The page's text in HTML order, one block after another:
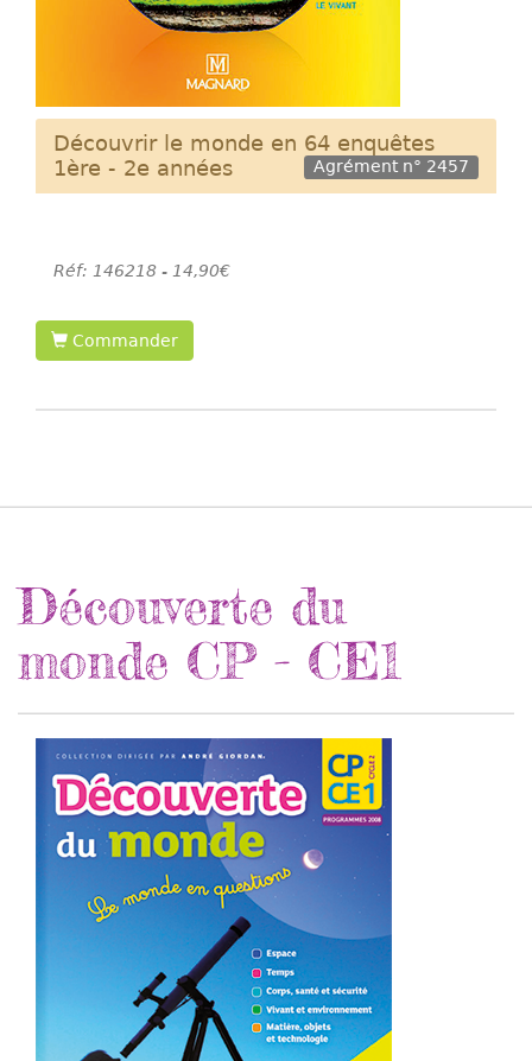
Découvrir le monde en 64 enquêtes
1ère - 2e années
Agrément n° 2457
Réf: 146218 - 14,90€
Commander
Découverte du
monde CP - CE1